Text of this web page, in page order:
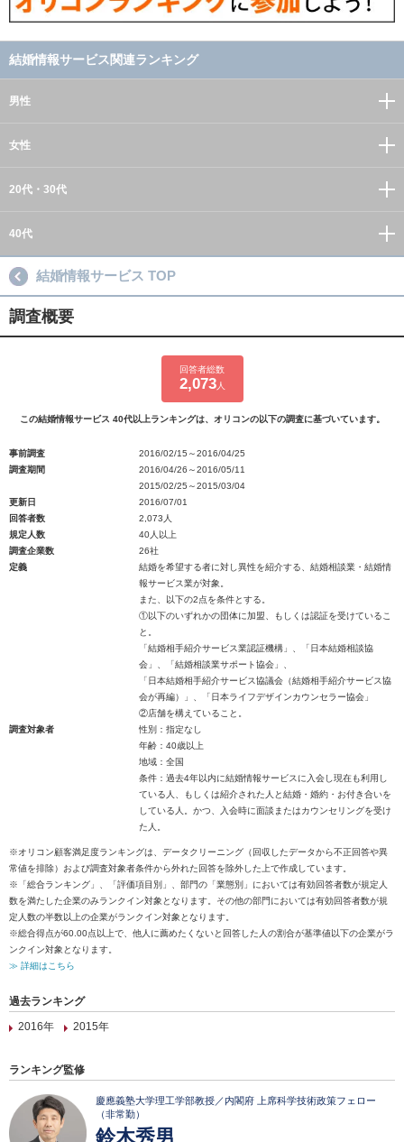
結婚情報サービス関連ランキング
男性
女性
20代・30代
40代
結婚情報サービス TOP
調査概要
回答者総数
2,073人
この結婚情報サービス 40代以上ランキングは、オリコンの以下の調査に基づいています。
事前調査
2016/02/15～2016/04/25
調査期間
2016/04/26～2016/05/11
2015/02/25～2015/03/04
更新日
2016/07/01
回答者数
2,073人
規定人数
40人以上
調査企業数
26社
定義
結婚を希望する者に対し異性を紹介する、結婚相談業・結婚情
報サービス業が対象。
また、以下の2点を条件とする。
①以下のいずれかの団体に加盟、もしくは認証を受けているこ
と。
「結婚相手紹介サービス業認証機構」、「日本結婚相談協
会」、「結婚相談業サポート協会」、
「日本結婚相手紹介サービス協議会（結婚相手紹介サービス協
会が再編）」、「日本ライフデザインカウンセラー協会」
②店舗を構えていること。
調査対象者
性別：指定なし
年齢：40歳以上
地域：全国
条件：過去4年以内に結婚情報サービスに入会し現在も利用し
ている人、もしくは紹介された人と結婚・婚約・お付き合いを
している人。かつ、入会時に面談またはカウンセリングを受け
た人。
※オリコン顧客満足度ランキングは、データクリーニング（回収したデータから不正回答や異
常値を排除）および調査対象者条件から外れた回答を除外した上で作成しています。
※「総合ランキング」、「評価項目別」、部門の「業態別」においては有効回答者数が規定人
数を満たした企業のみランクイン対象となります。その他の部門においては有効回答者数が規
定人数の半数以上の企業がランクイン対象となります。
※総合得点が60.00点以上で、他人に薦めたくないと回答した人の割合が基準値以下の企業がラ
ンクイン対象となります。
≫ 詳細はこちら
過去ランキング
2016年
2015年
ランキング監修
慶應義塾大学理工学部教授／内閣府 上席科学技術政策フェロー
（非常勤）
鈴木秀男